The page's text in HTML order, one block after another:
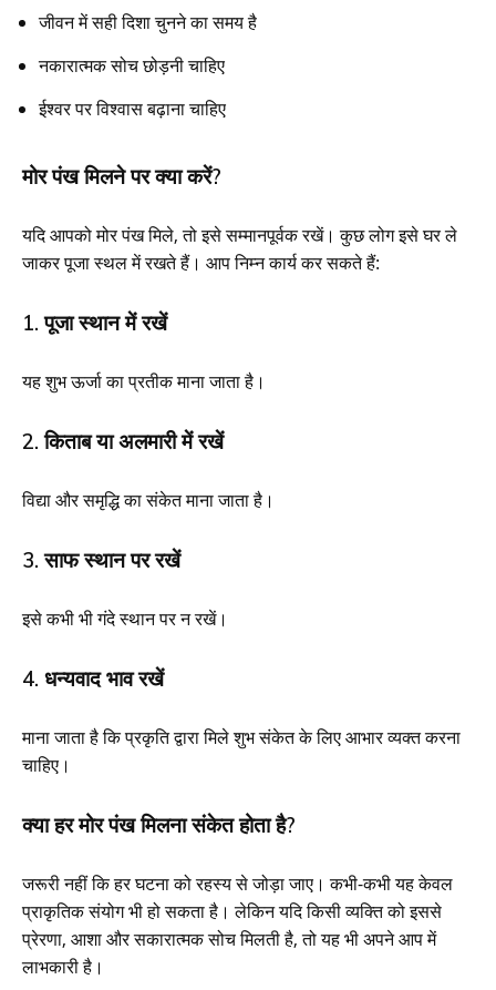
जीवन में सही दिशा चुनने का समय है
नकारात्मक सोच छोड़नी चाहिए
ईश्वर पर विश्वास बढ़ाना चाहिए
मोर पंख मिलने पर क्या करें?
यदि आपको मोर पंख मिले, तो इसे सम्मानपूर्वक रखें। कुछ लोग इसे घर ले
जाकर पूजा स्थल में रखते हैं। आप निम्न कार्य कर सकते हैं:
1. पूजा स्थान में रखें
यह शुभ ऊर्जा का प्रतीक माना जाता है।
2. किताब या अलमारी में रखें
विद्या और समृद्धि का संकेत माना जाता है।
3. साफ स्थान पर रखें
इसे कभी भी गंदे स्थान पर न रखें।
4. धन्यवाद भाव रखें
माना जाता है कि प्रकृति द्वारा मिले शुभ संकेत के लिए आभार व्यक्त करना
चाहिए।
क्या हर मोर पंख मिलना संकेत होता है?
जरूरी नहीं कि हर घटना को रहस्य से जोड़ा जाए। कभी-कभी यह केवल
प्राकृतिक संयोग भी हो सकता है। लेकिन यदि किसी व्यक्ति को इससे
प्रेरणा, आशा और सकारात्मक सोच मिलती है, तो यह भी अपने आप में
लाभकारी है।